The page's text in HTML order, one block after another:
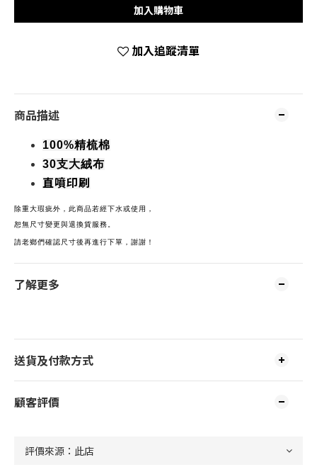
加入購物車
加入追蹤清單
商品描述
100%精梳棉
30支大絨布
直噴印刷
除重大瑕疵外， 此商品若經下水或使用，
恕無尺寸變更與退換貨服務。
請老鄉們確認尺寸後再進行下單，謝謝！
了解更多
送貨及付款方式
顧客評價